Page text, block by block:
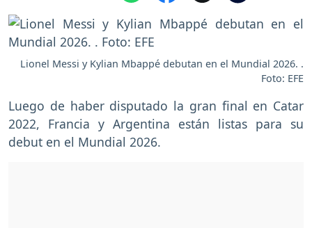
Lionel Messi y Kylian Mbappé debutan en el Mundial 2026. .
Foto: EFE
Luego de haber disputado la gran final en Catar
2022, Francia y Argentina están listas para su
debut en el Mundial 2026.